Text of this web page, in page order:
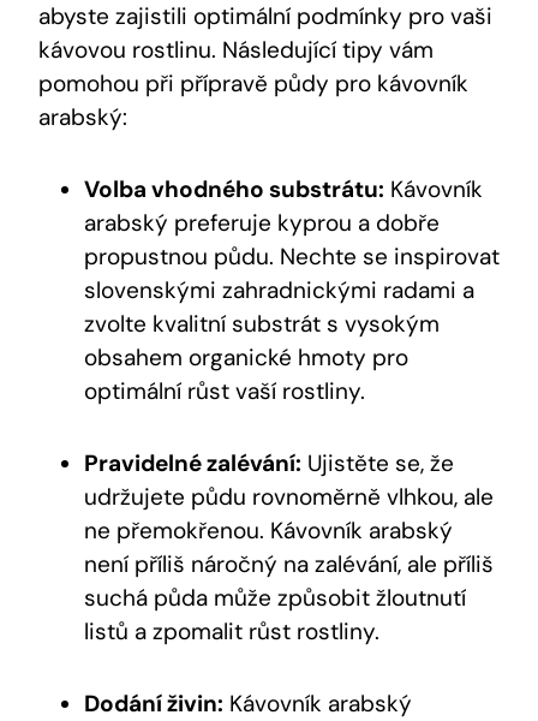
abyste zajistili optimální podmínky pro vaši
kávovou rostlinu. Následující tipy vám
pomohou při přípravě půdy pro kávovník
arabský:
Volba vhodného substrátu: Kávovník
arabský preferuje kyprou a dobře
propustnou půdu. Nechte se inspirovat
slovenskými zahradnickými radami a
zvolte kvalitní substrát s vysokým
obsahem organické hmoty pro
optimální růst vaší rostliny.
Pravidelné zalévání: Ujistěte se, že
udržujete půdu rovnoměrně vlhkou, ale
ne přemokřenou. Kávovník arabský
není příliš náročný na zalévání, ale příliš
suchá půda může způsobit žloutnutí
listů a zpomalit růst rostliny.
Dodání živin: Kávovník arabský